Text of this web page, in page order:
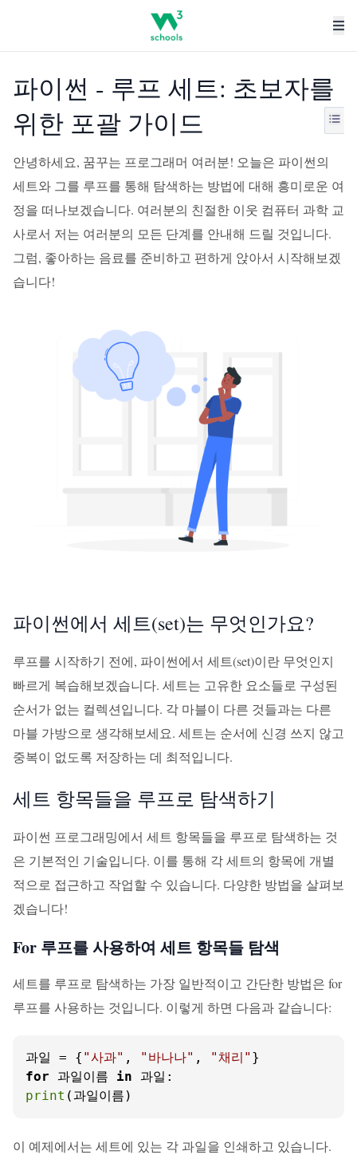
파이썬 - 루프 세트: 초보자를
위한 포괄 가이드
안녕하세요, 꿈꾸는 프로그래머 여러분! 오늘은 파이썬의
세트와 그를 루프를 통해 탐색하는 방법에 대해 흥미로운 여
정을 떠나보겠습니다. 여러분의 친절한 이웃 컴퓨터 과학 교
사로서 저는 여러분의 모든 단계를 안내해 드릴 것입니다.
그럼, 좋아하는 음료를 준비하고 편하게 앉아서 시작해보겠
습니다!
파이썬에서 세트(set)는 무엇인가요?
루프를 시작하기 전에, 파이썬에서 세트(set)이란 무엇인지
빠르게 복습해보겠습니다. 세트는 고유한 요소들로 구성된
순서가 없는 컬렉션입니다. 각 마블이 다른 것들과는 다른
마블 가방으로 생각해보세요. 세트는 순서에 신경 쓰지 않고
중복이 없도록 저장하는 데 최적입니다.
세트 항목들을 루프로 탐색하기
파이썬 프로그래밍에서 세트 항목들을 루프로 탐색하는 것
은 기본적인 기술입니다. 이를 통해 각 세트의 항목에 개별
적으로 접근하고 작업할 수 있습니다. 다양한 방법을 살펴보
겠습니다!
For 루프를 사용하여 세트 항목들 탐색
세트를 루프로 탐색하는 가장 일반적이고 간단한 방법은 for
루프를 사용하는 것입니다. 이렇게 하면 다음과 같습니다:
과일 = { "사과" , "바나나" , "채리"
for 과일이름 in
print (과일이름)
이 예제에서는 세트에 있는 각 과일을 인쇄하고 있습니다.